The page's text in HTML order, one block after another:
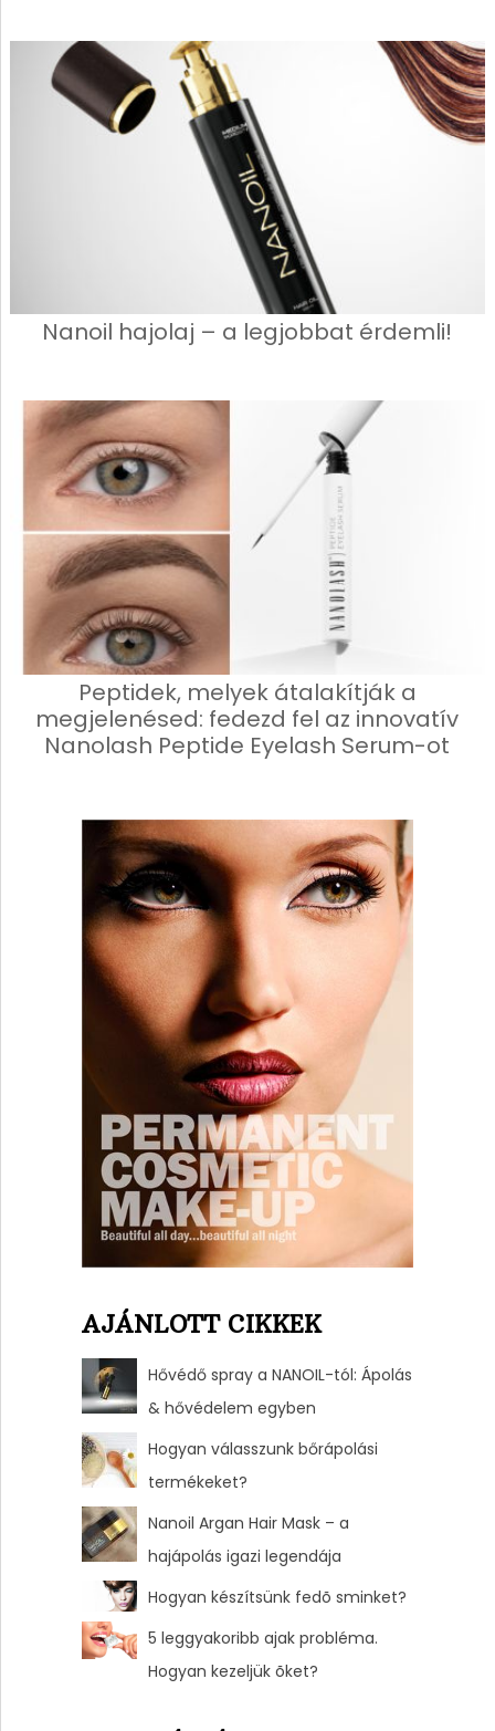
Nanoil hajolaj – a legjobbat érdemli!
Peptidek, melyek átalakítják a
megjelenésed: fedezd fel az innovatív
Nanolash Peptide Eyelash Serum-ot
AJÁNLOTT CIKKEK
Hővédő spray a NANOIL-tól: Ápolás
& hővédelem egyben
Hogyan válasszunk bőrápolási
termékeket?
Nanoil Argan Hair Mask – a
hajápolás igazi legendája
Hogyan készítsünk fedõ sminket?
5 leggyakoribb ajak probléma.
Hogyan kezeljük õket?